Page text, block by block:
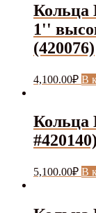
Кольца
1''
(420076)
4,100.00₽ В
Кольца
#420140)
5,100.00₽ В